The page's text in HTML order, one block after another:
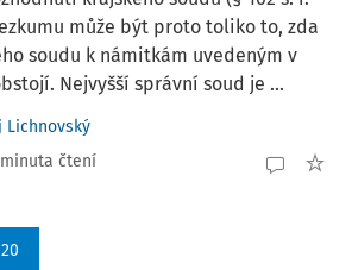
může být proto toliko to, zda
soudu k námitkám uvedeným v
Nejvyšší správní soud je ...
Lichnovský
čtení